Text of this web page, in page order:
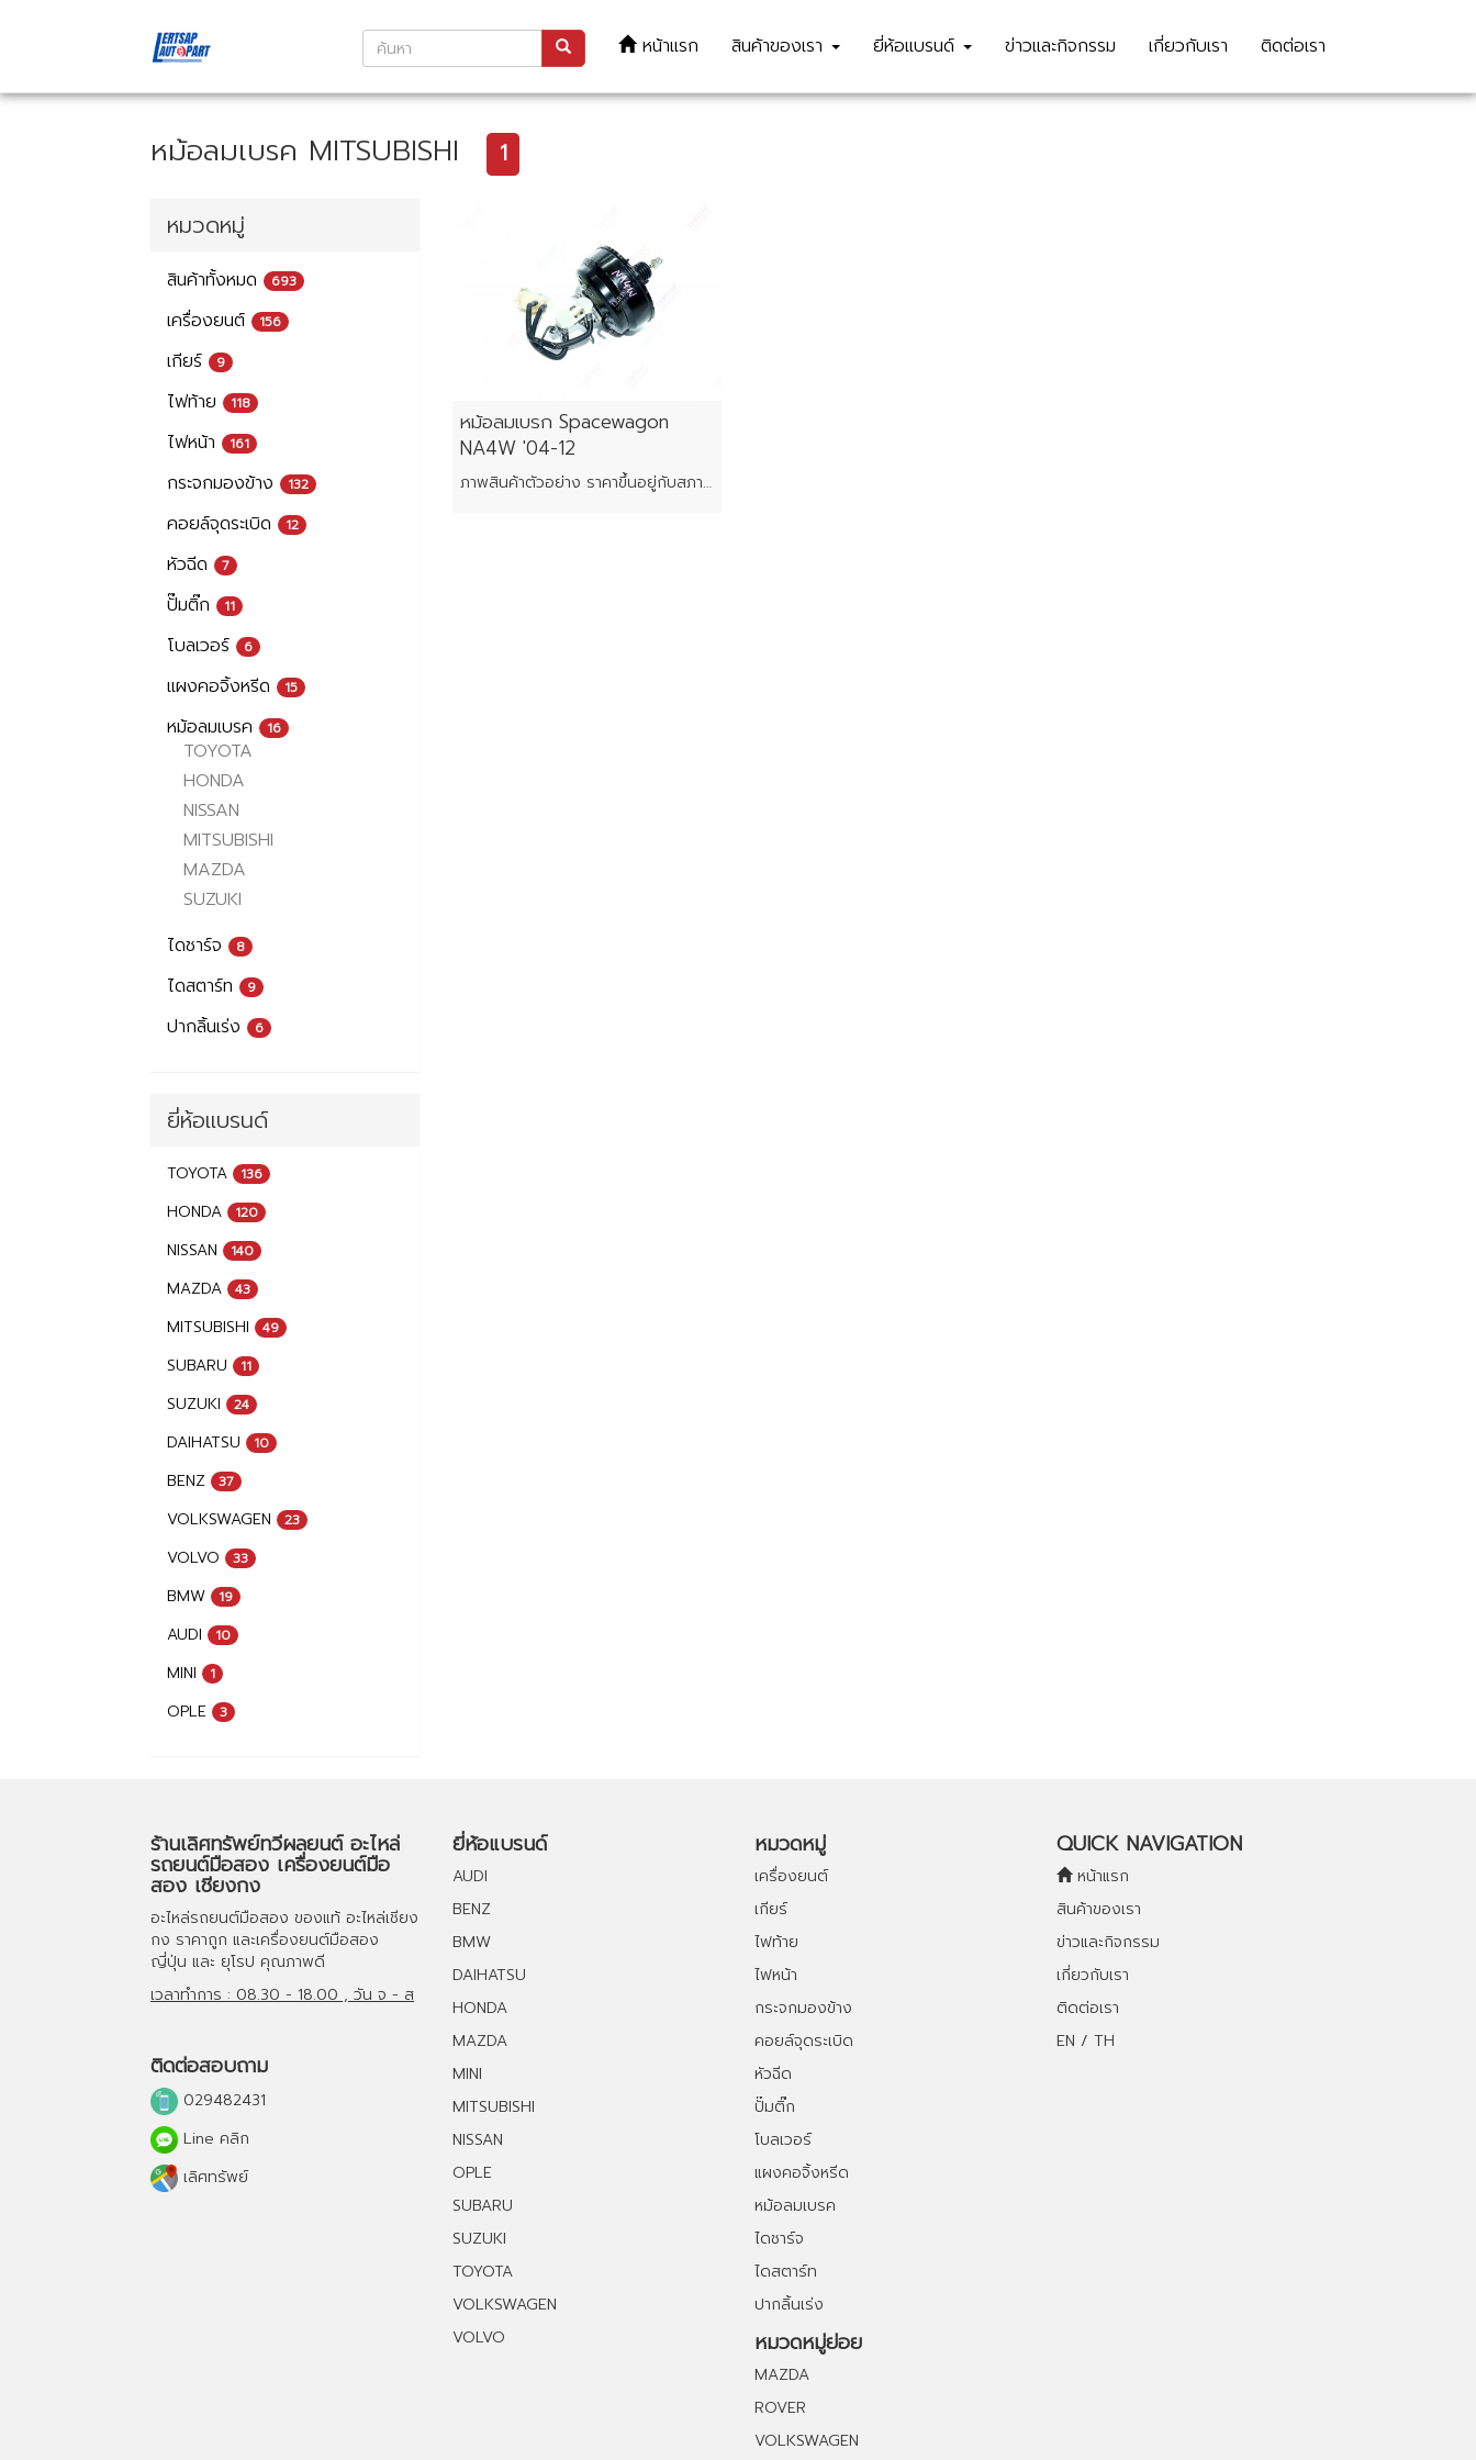
หน้าแรก สินค้าของเรา ยี่ห้อแบรนด์ ข่าวและกิจกรรม เกี่ยวกับเรา ติดต่อเรา
หม้อลมเบรค MITSUBISHI 1
หมวดหมู่
สินค้าทั้งหมด 693
เครื่องยนต์ 156
เกียร์ 9
ไฟท้าย 118
ไฟหน้า 161
กระจกมองข้าง 132
คอยล์จุดระเบิด 12
หัวฉีด 7
ปั๊มติ๊ก 11
โบลเวอร์ 6
แผงคอจิ้งหรีด 15
หม้อลมเบรค 16
TOYOTA
HONDA
NISSAN
MITSUBISHI
MAZDA
SUZUKI
ไดชาร์จ
8
ไดสตาร์ท 9
ปากลิ้นเร่ง 6
ยี่ห้อแบรนด์
TOYOTA 136
HONDA 120
NISSAN 140
MAZDA 43
MITSUBISHI 49
SUBARU 11
SUZUKI 24
DAIHATSU 10
BENZ 37
VOLKSWAGEN 23
VOLVO 33
BMW 19
AUDI 10
MINI 1
OPLE 3
หม้อลมเบรก Spacewagon
NA4W '04-12
ภาพสินค้าตัวอย่าง ราคาขึ้นอยู่กับสภาพของแต่ละชิ้น
ร้านเลิศทรัพย์ทวีผลยนต์ อะไหล่
รถยนต์มือสอง เครื่องยนต์มือ
สอง เชียงกง
อะไหล่รถยนต์มือสอง ของแท้ อะไหล่เชียง
กง ราคาถูก และเครื่องยนต์มือสอง
ญี่ปุ่น และ ยุโรป คุณภาพดี
เวลาทำการ : 08.30 - 18.00 , วัน จ - ส
ติดต่อสอบถาม
029482431
Line คลิก
เลิศทรัพย์
ยี่ห้อแบรนด์
AUDI
BENZ
BMW
DAIHATSU
HONDA
MAZDA
MINI
MITSUBISHI
NISSAN
OPLE
SUBARU
SUZUKI
TOYOTA
VOLKSWAGEN
VOLVO
หมวดหมู่
เครื่องยนต์
เกียร์
ไฟท้าย
ไฟหน้า
กระจกมองข้าง
คอยล์จุดระเบิด
หัวฉีด
ปั๊มติ๊ก
โบลเวอร์
แผงคอจิ้งหรีด
หม้อลมเบรค
ไดชาร์จ
ไดสตาร์ท
ปากลิ้นเร่ง
หมวดหมู่ย่อย
MAZDA
ROVER
VOLKSWAGEN
QUICK NAVIGATION
หน้าแรก
สินค้าของเรา
ข่าวและกิจกรรม
เกี่ยวกับเรา
ติดต่อเรา
EN / TH